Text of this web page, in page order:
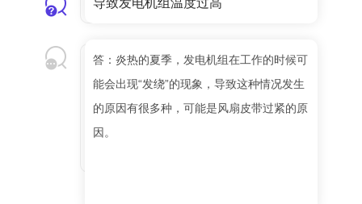
导致发电机组温度过高
答：炎热的夏季，发电机组在工作的时候可
能会出现“发绕”的现象，导致这种情况发生
的原因有很多种，可能是风扇皮带过紧的原
因。